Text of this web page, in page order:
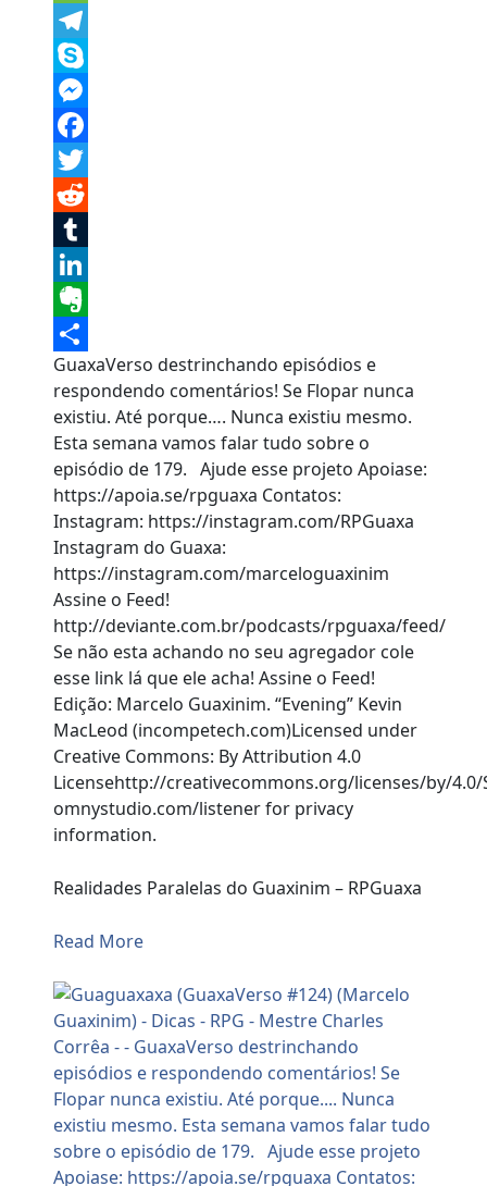
Message
Telegram
Skype
Messenger
Facebook
Twitter
Reddit
Tumblr
LinkedIn
Evernote
Share
GuaxaVerso destrinchando episódios e
respondendo comentários! Se Flopar nunca
existiu. Até porque…. Nunca existiu mesmo.
Esta semana vamos falar tudo sobre o
episódio de 179. Ajude esse projeto Apoiase:
https://apoia.se/rpguaxa Contatos:
Instagram: https://instagram.com/RPGuaxa
Instagram do Guaxa:
https://instagram.com/marceloguaxinim
Assine o Feed!
http://deviante.com.br/podcasts/rpguaxa/feed/
Se não esta achando no seu agregador cole
esse link lá que ele acha! Assine o Feed!
Edição: Marcelo Guaxinim. “Evening” Kevin
MacLeod (incompetech.com)Licensed under
Creative Commons: By Attribution 4.0
Licensehttp://creativecommons.org/licenses/by/4.0/
omnystudio.com/listener for privacy
information.
Realidades Paralelas do Guaxinim – RPGuaxa
Read More